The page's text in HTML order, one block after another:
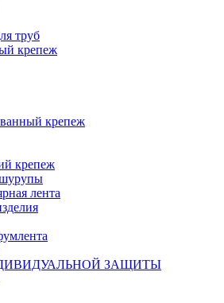
труб
крепеж
крепеж
крепеж
лента
ЗАЩИТЫ